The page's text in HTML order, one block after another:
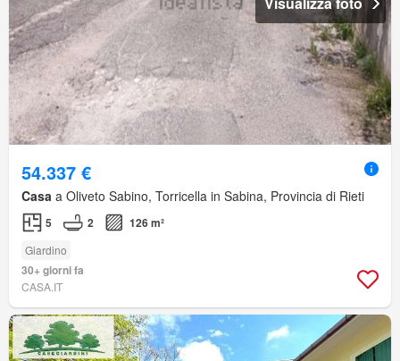
54.337 €
Casa a Oliveto Sabino, Torricella in Sabina, Provincia di Rieti
5 2 126 m²
Giardino
30+ giorni fa
CASA.IT